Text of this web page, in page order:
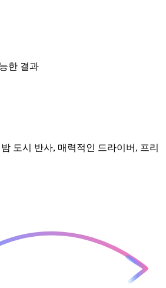
한 결과
도시 반사, 매력적인 드라이버, 프리